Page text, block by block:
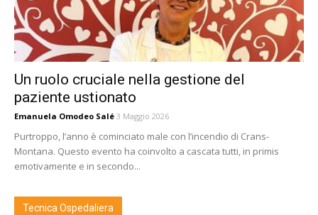
Un ruolo cruciale nella gestione del
paziente ustionato
Emanuela Omodeo Salé 3 Maggio 2026
Purtroppo, l’anno è cominciato male con l’incendio di Crans-
Montana. Questo evento ha coinvolto a cascata tutti, in primis
emotivamente e in secondo...
Tecnica Ospedaliera